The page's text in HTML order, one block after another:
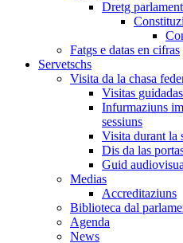
Dretg
Fatgs e datas en cifras
Servetschs
Visita da la chasa
Visitas guidadas
Infurmaziuns
sessiuns
Visita durant la
Dis da las
Guid
Medias
Accreditaziuns
Biblioteca dal
Agenda
News